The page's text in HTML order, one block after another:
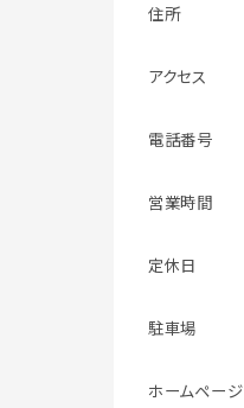
住所
アクセス
電話番号
営業時間
定休日
駐車場
ホームページ